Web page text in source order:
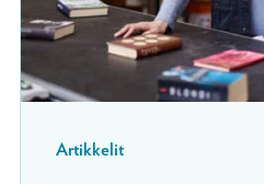
Artikkelit